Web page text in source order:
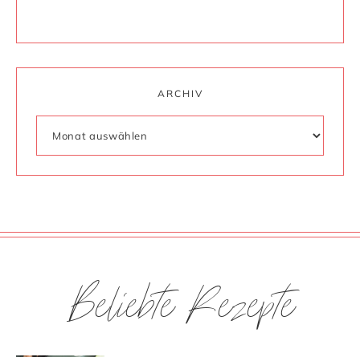
ARCHIV
Beliebte Rezepte